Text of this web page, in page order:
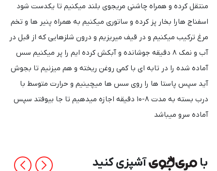
منتقل کرده و همراه چاشنی مریجوی بلند میکنیم تا یکدست شود
اسفناج هارا بخار پز کرده و ساتوری میکنیم به همراه پنیر ها و تخم
مرغ ترکیب میکنیم و در قیف میریزیم و درون شلزهایی که از قبل در
آب و نمک ۸ دقیقه جوشانده و آبکش کرده ایم را پر میکنیم سس
آماده شده را در تابه ای با کمی روغن ریخته و هم میزنیم تا بجوش
آید سپس پاستا ها را روی سس ها میچینیم و حرارت متوسط با
درب بسته به مدت ۸-۱۰ دقیقه اجازه میدهیم تا جا بیوفتد سپس
آماده سرو میباشد
با آشپزی کنید